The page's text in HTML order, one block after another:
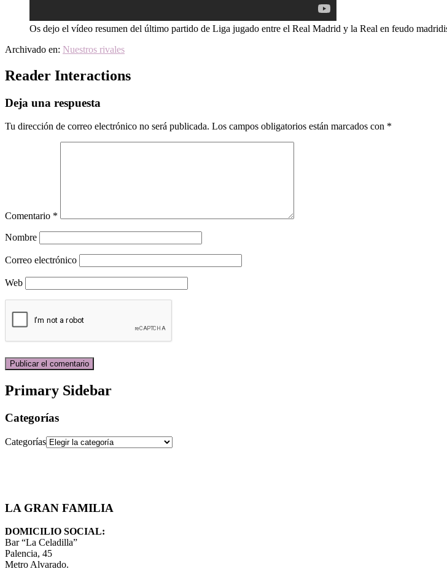
Os dejo el vídeo resumen del último partido de Liga jugado entre el Real Madrid y la Real en feudo
Archivado en: Nuestros rivales
Reader Interactions
Deja una respuesta
Tu dirección de correo electrónico no será publicada. Los campos obligatorios están marcados con *
Comentario *
Nombre
Correo electrónico
Web
Primary Sidebar
Categorías
Categorías
LA GRAN FAMILIA
DOMICILIO SOCIAL:
Bar “La Celadilla”
Palencia, 45
Metro Alvarado.